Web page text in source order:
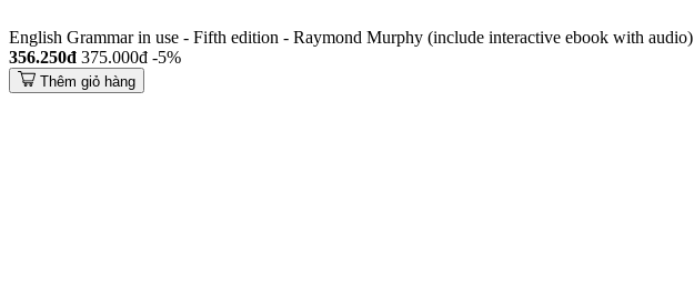
English Grammar in use - Fifth edition - Raymond Murphy (include interactive ebook with audio)
356.250đ 375.000đ -5%
Thêm giỏ hàng